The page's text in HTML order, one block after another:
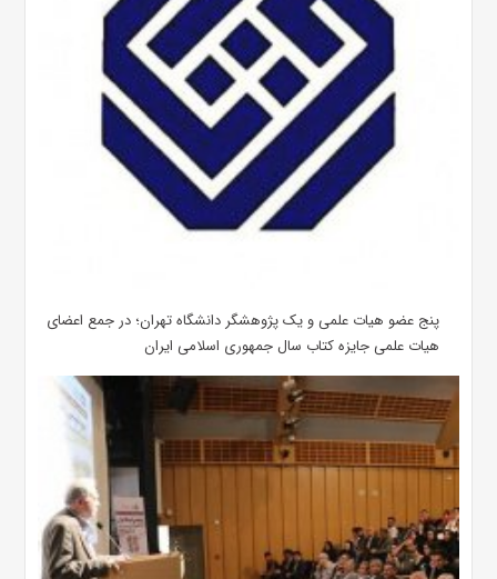
پنج عضو هیات علمی و یک پژوهشگر دانشگاه تهران؛ در جمع اعضای
هیات علمی جایزه کتاب سال جمهوری اسلامی ایران